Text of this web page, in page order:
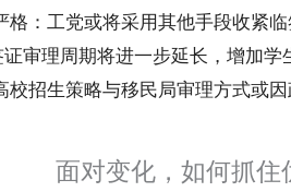
格：工党或将采用其他手段收紧
审理周期将进一步延长，增加学
校招生策略与移民局审理方式或
面对变化，如何抓住